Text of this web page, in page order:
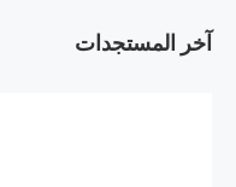
آخر المستجدات